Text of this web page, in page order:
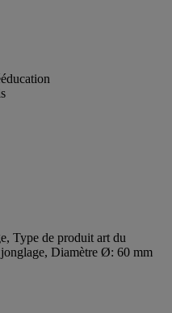
Type de produit art du
Diamètre Ø: 60 mm